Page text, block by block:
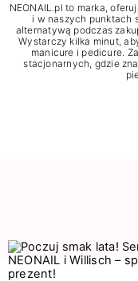
NEONAIL.pl to marka,
i w naszych punktach
alternatywą podczas
Wystarczy kilka minut,
manicure i pedicure.
stacjonarnych, gdzie